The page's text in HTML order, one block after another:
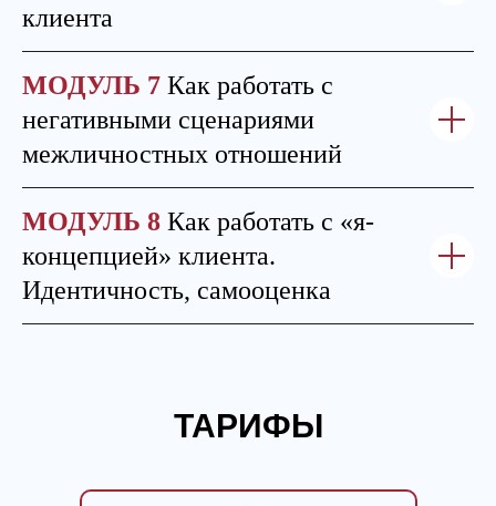
клиента
МОДУЛЬ 7 Как работать с
негативными сценариями
межличностных отношений
МОДУЛЬ 8 Как работать с «я-
концепцией» клиента.
Идентичность, самооценка
ТАРИФЫ